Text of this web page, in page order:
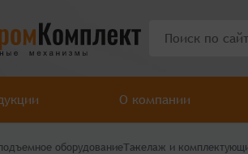
О компании
оборудованиеТакелаж и